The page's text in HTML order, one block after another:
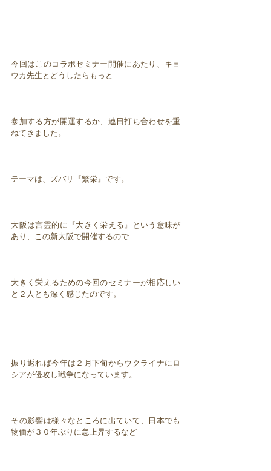
今回はこのコラボセミナー開催にあたり、キョ
ウカ先生とどうしたらもっと
参加する方が開運するか、連日打ち合わせを重
ねてきました。
テーマは、ズバリ『繁栄』です。
大阪は言霊的に『大きく栄える』という意味が
あり、この新大阪で開催するので
大きく栄えるための今回のセミナーが相応しい
と２人とも深く感じたのです。
振り返れば今年は２月下旬からウクライナにロ
シアが侵攻し戦争になっています。
その影響は様々なところに出ていて、日本でも
物価が３０年ぶりに急上昇するなど